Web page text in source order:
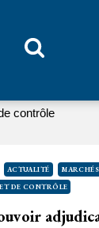
contrôle
ACTUALITÉ
DE CONTRÔLE